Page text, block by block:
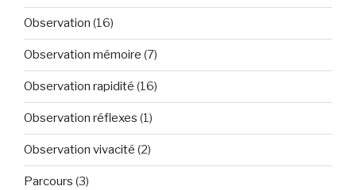
Observation (16)
Observation mémoire (7)
Observation rapidité (16)
Observation réflexes (1)
Observation vivacité (2)
Parcours (3)